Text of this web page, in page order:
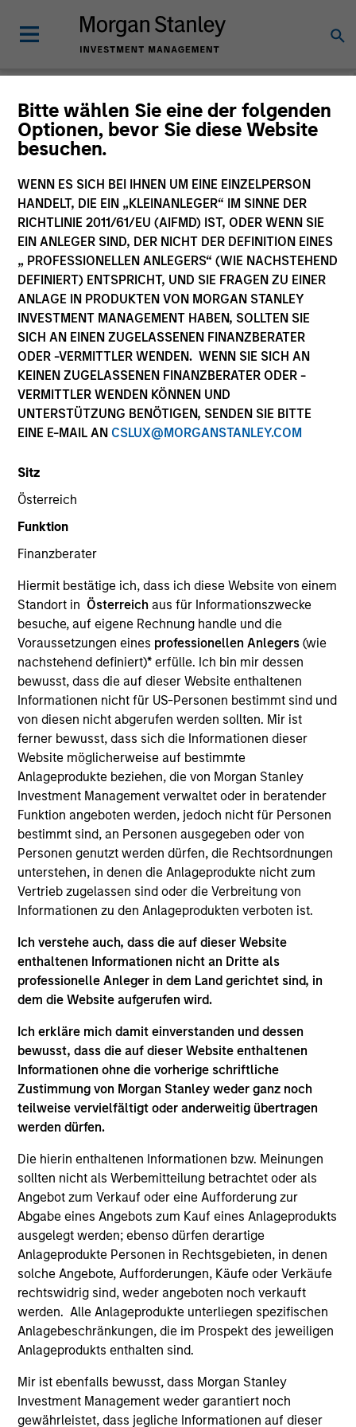
Bitte wählen Sie eine der folgenden
Optionen, bevor Sie diese Website
besuchen.
WENN ES SICH BEI IHNEN UM EINE EINZELPERSON
HANDELT, DIE EIN „KLEINANLEGER“ IM SINNE DER
RICHTLINIE 2011/61/EU (AIFMD) IST, ODER WENN SIE
EIN ANLEGER SIND, DER NICHT DER DEFINITION EINES
„ PROFESSIONELLEN ANLEGERS“ (WIE NACHSTEHEND
DEFINIERT) ENTSPRICHT, UND SIE FRAGEN ZU EINER
ANLAGE IN PRODUKTEN VON MORGAN STANLEY
INVESTMENT MANAGEMENT HABEN, SOLLTEN SIE
SICH AN EINEN ZUGELASSENEN FINANZBERATER
ODER -VERMITTLER WENDEN. WENN SIE SICH AN
KEINEN ZUGELASSENEN FINANZBERATER ODER -
VERMITTLER WENDEN KÖNNEN UND
UNTERSTÜTZUNG BENÖTIGEN, SENDEN SIE BITTE
EINE E-MAIL AN CSLUX@MORGANSTANLEY.COM
Sitz
Österreich
Funktion
Finanzberater
Hiermit bestätige ich, dass ich diese Website von einem
Standort in Österreich aus für Informationszwecke
besuche, auf eigene Rechnung handle und die
Voraussetzungen eines professionellen Anlegers(wie
nachstehend definiert)* erfülle. Ich bin mir dessen
bewusst, dass die auf dieser Website enthaltenen
Informationen nicht für US-Personen bestimmt sind und
von diesen nicht abgerufen werden sollten. Mir ist
ferner bewusst, dass sich die Informationen dieser
Website möglicherweise auf bestimmte
Anlageprodukte beziehen, die von Morgan Stanley
Investment Management verwaltet oder in beratender
Funktion angeboten werden, jedoch nicht für Personen
bestimmt sind, an Personen ausgegeben oder von
Personen genutzt werden dürfen, die Rechtsordnungen
unterstehen, in denen die Anlageprodukte nicht zum
Vertrieb zugelassen sind oder die Verbreitung von
Informationen zu den Anlageprodukten verboten ist.
Ich verstehe auch, dass die auf dieser Website
enthaltenen Informationen nicht an Dritte als
professionelle Anleger in dem Land gerichtet sind, in
dem die Website aufgerufen wird.
Ich erkläre mich damit einverstanden und dessen
bewusst, dass die auf dieser Website enthaltenen
Informationen ohne die vorherige schriftliche
Zustimmung von Morgan Stanley weder ganz noch
teilweise vervielfältigt oder anderweitig übertragen
werden dürfen.
Die hierin enthaltenen Informationen bzw. Meinungen
sollten nicht als Werbemitteilung betrachtet oder als
Angebot zum Verkauf oder eine Aufforderung zur
Abgabe eines Angebots zum Kauf eines Anlageprodukts
ausgelegt werden; ebenso dürfen derartige
Anlageprodukte Personen in Rechtsgebieten, in denen
solche Angebote, Aufforderungen, Käufe oder Verkäufe
rechtswidrig sind, weder angeboten noch verkauft
werden. Alle Anlageprodukte unterliegen spezifischen
Anlagebeschränkungen, die im Prospekt des jeweiligen
Anlageprodukts enthalten sind.
Mir ist ebenfalls bewusst, dass Morgan Stanley
Investment Management weder garantiert noch
gewährleistet, dass jegliche Informationen auf dieser
Morgan Stanley
Investment Funds
Änderung des Fondsvehikels
Dieses Dokument ist ein Marketingdokument.
Die Wertentwicklung in der Vergangenheit ist kein
verlässlicher Indikator für die künftige Wertentwicklung.
Die Rendite kann infolge von Währungsschwankungen
steigen oder sinken. Alle Performanceangaben werden auf
Basis der Nettoinventarwerte (NIW) berechnet. Alle
Stanley Investment Management.
Klicken Sie auf den Fondsnamen, um Informationen über
die Renditen des Kalenderjahres zu erhalten.
*Basiswährung des Fonds
Dieses Material enthält Informationen über die Teilfonds
von Morgan Stanley Investment Funds, einer in Luxemburg
ansässigen SICAV (Société d’Investissement à Capital
Variable). (die „Gesellschaft“), die im Großherzogtum
Luxemburg als Organismus für gemeinsame Anlagen
gemäß Teil 1 des Gesetzes vom 17. Dezember 2010 in
seiner geänderten Fassung registriert ist. Die Gesellschaft
ist ein Organismus für gemeinsame Anlagen in
Wertpapieren („OGAW“).
Anträge auf Anteile an den Teilfonds sollten erst gestellt
werden, wenn der aktuelle Verkaufsprospekt, das Key
Information Document („KID“) oder das Key Investor
Information Document („KIID“), der Jahres- und
Halbjahresbericht („Angebotsunterlagen“) oder andere
Dokumente, die in Ihrer Nähe online unter
https://www.morganstanley.com/im/msinvf/index.html
verfügbar sind oder kostenlos beim Geschäftssitz von
Business Centre, 6B route de Trèves, L-2633
Senningerberg, R.C.S. Luxemburg B 29 192, erhältlich.
Informationen in Bezug auf Nachhaltigkeitsaspekte des
Fonds und die Zusammenfassung der Anlegerrechte
Italienische Anleger sollten darüber hinaus das
„Erweiterte Zeichnungsformular“ und alle Anleger aus
Hongkong den Abschnitt „Zusätzliche Informationen für
Anleger aus Hongkong“ im Verkaufsprospekt beachten.
Deutschsprachige Exemplare des Verkaufsprospekts, des
KID oder des KIID, der Statuten der Gesellschaft und der
Jahres- und Halbjahresberichte sowie zusätzliche
erhältlich. Die Schweizer Vertretung ist Carnegie Fund
Services S.A., 11, rue du Général-Dufour, 1204 Genf,
Schweiz. Die Schweizer Zahlstelle ist Banque Cantonale
de Genève, 17, quai de l’Ile, 1204 Genf, Schweiz.
Beendet die Verwaltungsgesellschaft des entsprechenden
Fonds ihre Vereinbarung zur Vermarktung dieses Fonds in
einem Land des EWR, in dem dieser für den Verkauf
registriert ist, so geschieht dies in Übereinstimmung mit
den OGAW-Vorschriften.
Mit dem Fonds verbundene Begriffe und
Begriffsbestimmungen können Sie unserer Seite mit
demGlossarentnehmen.
Performanceangaben werden auf Basis der
Nettoinventarwerte (NAV) und abzüglich Gebühren
berechnet. Provisionen und Kosten, die bei der Ausgabe